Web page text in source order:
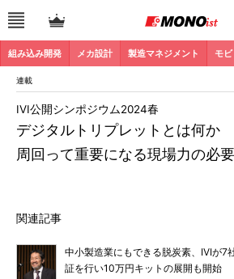
組み込み開発 メカ設計 製造マネジメント モ
連載
デジタルトリプレットとは何か
周回って重要になる現場力の必
IVI公開シンポジウム2024春
関連記事
中小製造業にもできる脱炭素、IVIが7
証を行い10万円キットの展開も開始